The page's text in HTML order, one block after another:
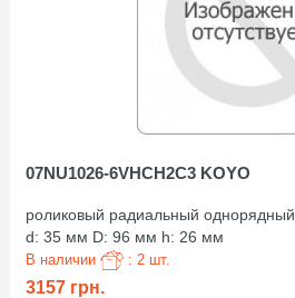
07NU1026-6VHCH2C3 KOYO
роликовый радиальный однорядный
d: 35 мм D: 96 мм h: 26 мм
В наличии : 2 шт.
3157 грн.